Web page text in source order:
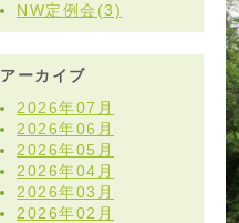
NW定例会(3)
アーカイブ
2026年07月
2026年06月
2026年05月
2026年04月
2026年03月
2026年02月